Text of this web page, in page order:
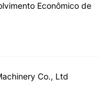
Econômico de
Co., Ltd